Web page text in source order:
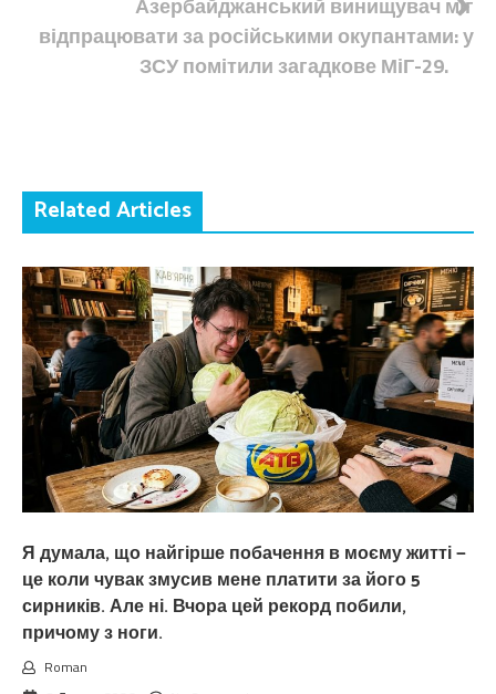
відпрацювати за російськими окупантами: у
ЗСУ помітили загадкове МіГ-29.
Related Articles
Я думала, що найгірше побачення в моєму житті —
це коли чувак змусив мене платити за його 5
сирників. Але ні. Вчора цей рекорд побили,
причому з ноги.
Roman